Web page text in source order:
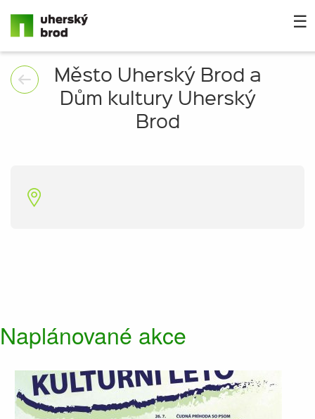
☰
Město Uherský Brod a
Dům kultury Uherský
Brod
Naplánované akce